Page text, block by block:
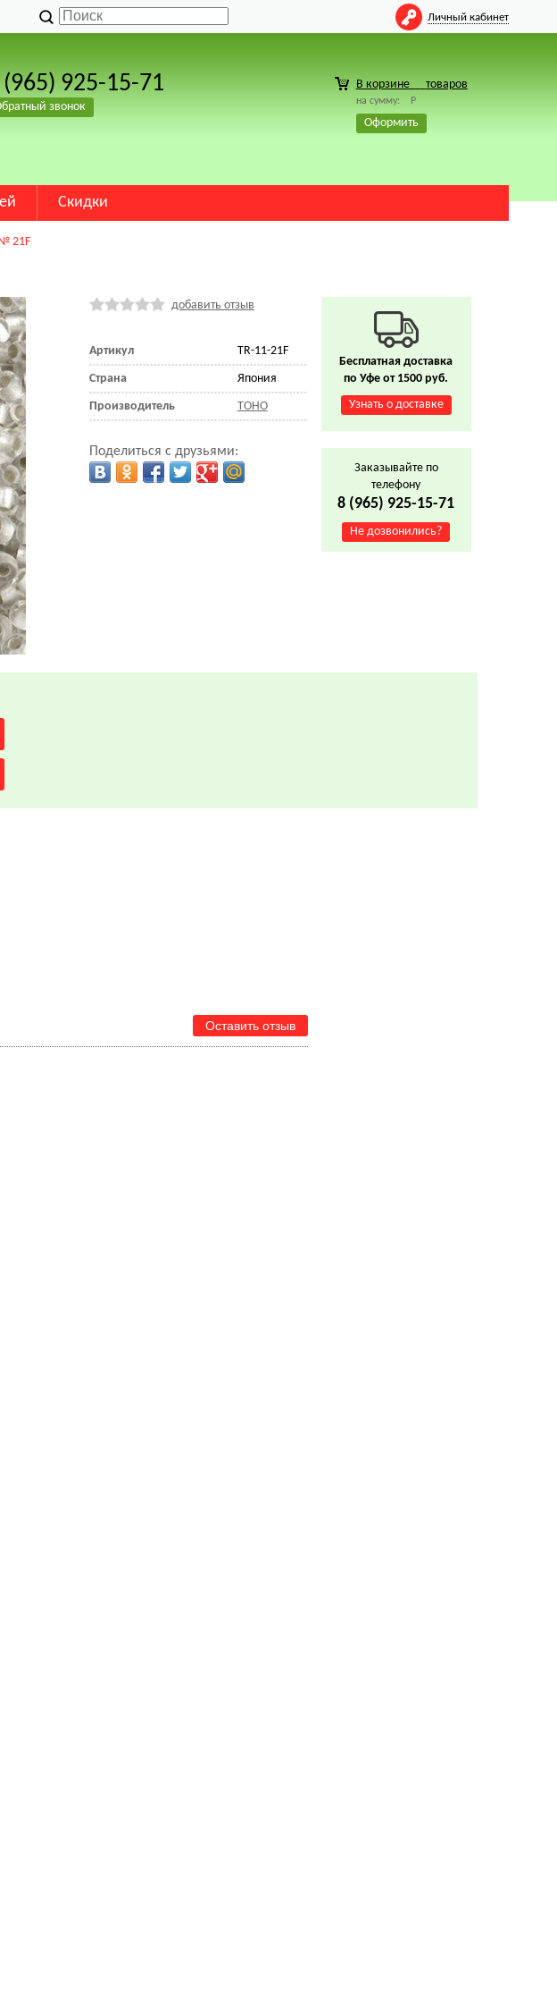
Личный кабинет
925-15-71
звонок
В корзине товаров
на сумму: Р
Оформить
Скидки
21F
добавить отзыв
Артикул TR-11-21F
Страна Япония
Производитель TOHO
Поделиться с друзьями:
Оставить отзыв
Бесплатная доставка
по Уфе от 1500 руб.
Узнать о доставке
Заказывайте по
телефону
8 (965) 925-15-71
Не дозвонились?